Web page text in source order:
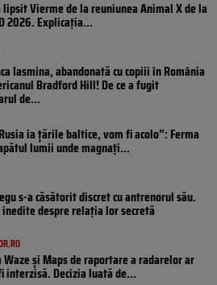
lipsit Vierme de la reuniunea Animal X de la
2026. Explicația...
Iasmina, abandonată cu copiii în România
Bradford Hill! De ce a fugit
de...
ia țările baltice, vom fi acolo”: Ferma
lumii unde magnați...
s-a căsătorit discret cu antrenorul său.
despre relația lor secretă
Waze și Maps de raportare a radarelor ar
interzisă. Decizia luată de...